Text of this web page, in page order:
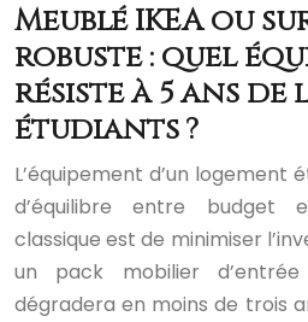
Meublé IKEA ou
robuste : quel
résiste à 5 ans
étudiants ?
L’équipement d’un logement
d’équilibre entre budget
classique est de minimiser
un pack mobilier
dégradera en moins de trois